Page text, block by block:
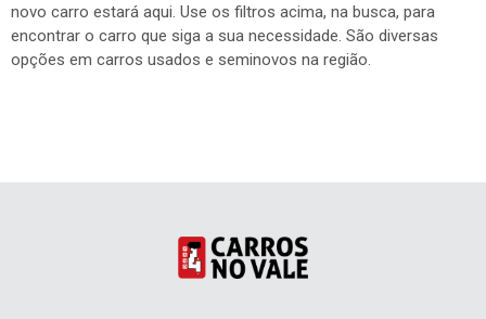
novo carro estará aqui. Use os filtros acima, na busca, para
encontrar o carro que siga a sua necessidade. São diversas
opções em carros usados e seminovos na região.